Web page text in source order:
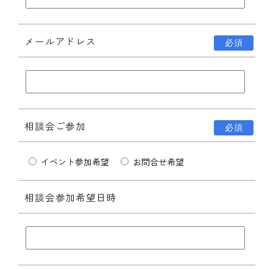
メールアドレス 必須
相談会ご参加 必須
イベント参加希望 お問合せ希望
相談会参加希望日時